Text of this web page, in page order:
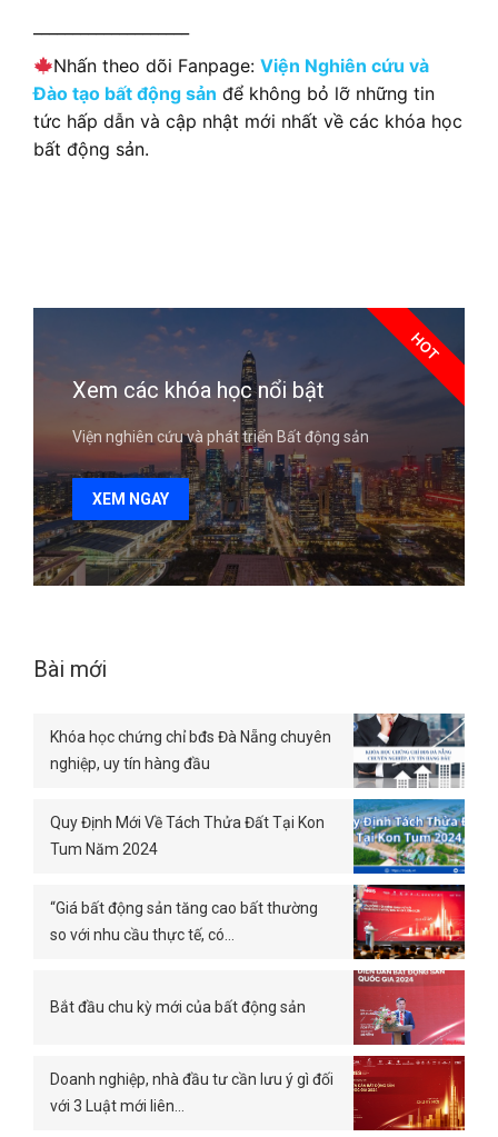
Nhấn theo dõi Fanpage:Viện Nghiên cứu và
Đào tạo bất động sản để không bỏ lỡ những tin
tức hấp dẫn và cập nhật mới nhất về các khóa học
bất động sản.
Xem các khóa học nổi bật
Viện nghiên cứu và phát triển Bất động sản
XEM NGAY
HOT
Bài mới
Khóa học chứng chỉ bđs Đà Nẵng chuyên
nghiệp, uy tín hàng đầu
Quy Định Mới Về Tách Thửa Đất Tại Kon
Tum Năm 2024
“Giá bất động sản tăng cao bất thường
so với nhu cầu thực tế, có…
Bắt đầu chu kỳ mới của bất động sản
Doanh nghiệp, nhà đầu tư cần lưu ý gì đối
với 3 Luật mới liên…